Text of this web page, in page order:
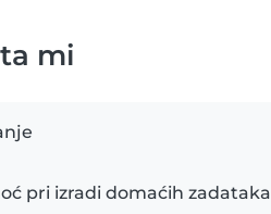
mi
pri izradi domaćih zadataka